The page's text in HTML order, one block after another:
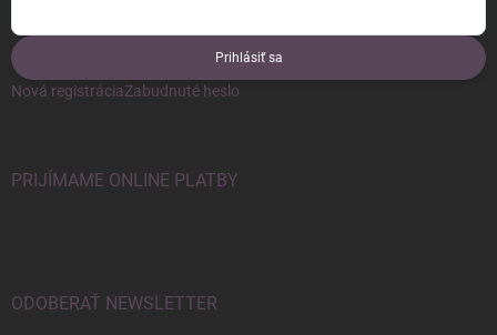
Prihlásiť sa
Nová registráciaZabudnuté heslo
PRIJÍMAME ONLINE PLATBY
ODOBERAŤ NEWSLETTER